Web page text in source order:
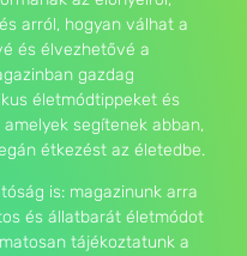
arról, hogyan válhat a
és élvezhetővé a
gazdag
életmódtippeket és
segítenek abban,
étkezést az életedbe.
is: magazinunk arra
és állatbarát életmódot
tájékoztatunk a